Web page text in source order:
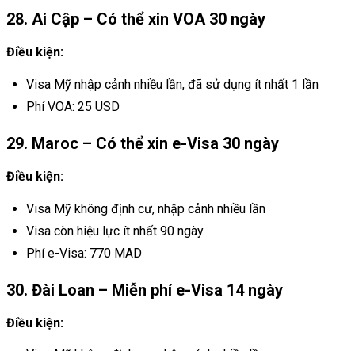
28. Ai Cập – Có thể xin VOA 30 ngày
Điều kiện:
Visa Mỹ nhập cảnh nhiều lần, đã sử dụng ít nhất 1 lần
Phí VOA: 25 USD
29. Maroc – Có thể xin e-Visa 30 ngày
Điều kiện:
Visa Mỹ không định cư, nhập cảnh nhiều lần
Visa còn hiệu lực ít nhất 90 ngày
Phí e-Visa: 770 MAD
30. Đài Loan – Miễn phí e-Visa 14 ngày
Điều kiện: